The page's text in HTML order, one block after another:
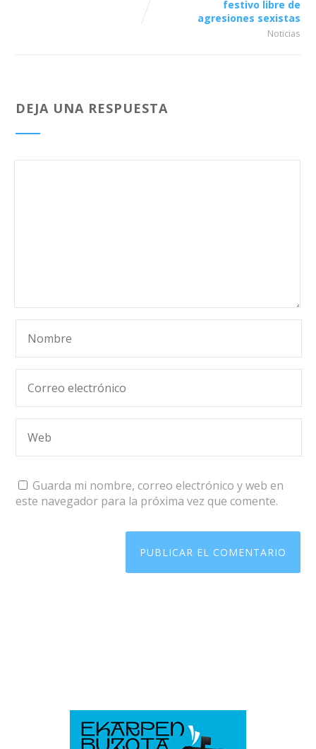
festivo libre de
agresiones sexistas
Noticias
DEJA UNA RESPUESTA
Guarda mi nombre, correo electrónico y web en
este navegador para la próxima vez que comente.